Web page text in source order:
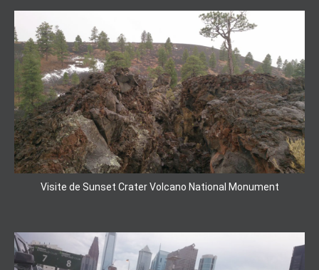
Visite de Sunset Crater Volcano National Monument